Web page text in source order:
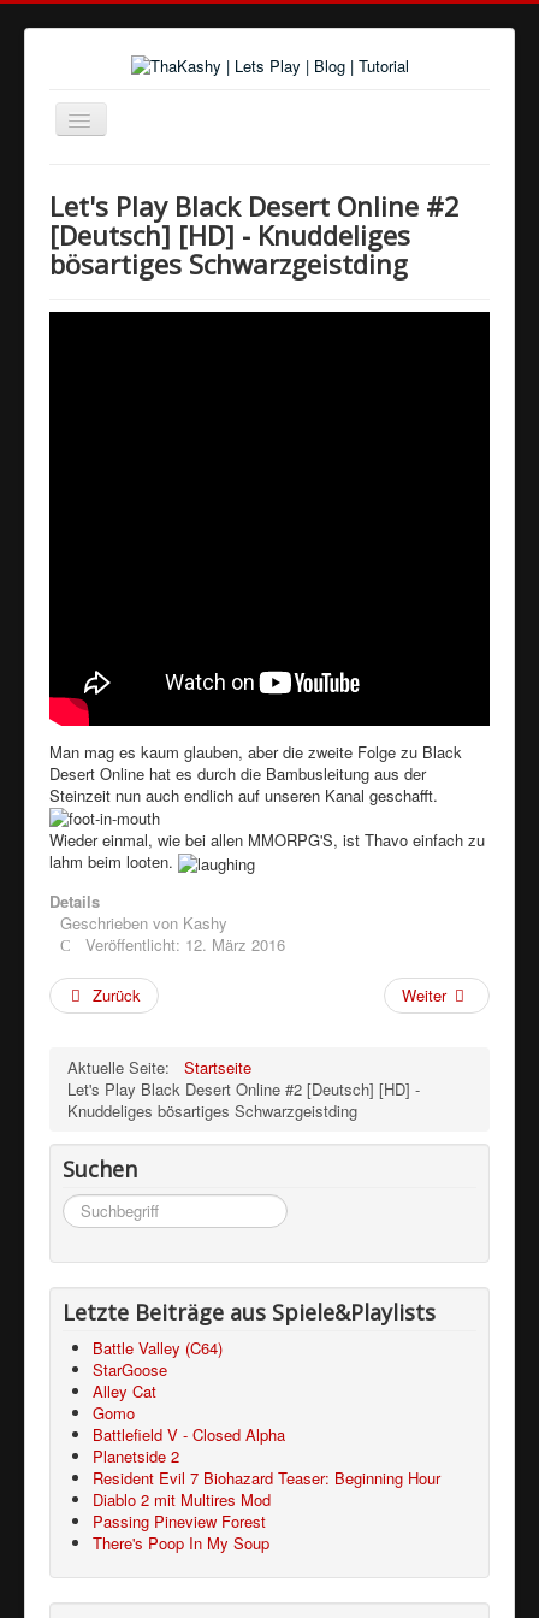
Navigation
an/aus
Über uns
Spiele und Playlists
Let's Play Black Desert Online #2
[Deutsch] [HD] - Knuddeliges
bösartiges Schwarzgeistding
Man mag es kaum glauben, aber die zweite Folge zu Black
Desert Online hat es durch die Bambusleitung aus der
Steinzeit nun auch endlich auf unseren Kanal geschafft.
Wieder einmal, wie bei allen MMORPG'S, ist Thavo einfach zu
lahm beim looten.
Details
Geschrieben von Kashy
Veröffentlicht: 12. März 2016
Zurück Weiter
Aktuelle Seite:
Startseite
Let's Play Black Desert Online #2 [Deutsch] [HD] -
Knuddeliges bösartiges Schwarzgeistding
Suchen
Suchen
...
Letzte Beiträge aus Spiele&Playlists
Battle Valley (C64)
StarGoose
Alley Cat
Gomo
Battlefield V - Closed Alpha
Planetside 2
Resident Evil 7 Biohazard Teaser: Beginning Hour
Diablo 2 mit Multires Mod
Passing Pineview Forest
There's Poop In My Soup